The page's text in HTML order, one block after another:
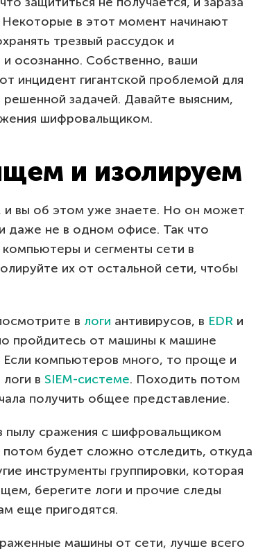
Некоторые в этот момент начинают
трезвый рассудок и
осознанно. Собственно, ваши
инцидент гигантской проблемой для
задачей. Давайте выясним,
шифровальщиком.
и изолируем
и вы об этом уже знаете. Но он может
даже не в одном офисе. Так что
и сегменты сети в
их от остальной сети, чтобы
в логи антивирусов, в EDR и
пройдитесь от машины к машине
Если компьютеров много, то проще и
в SIEM-системе. Походить потом
получить общее представление.
пылу сражения с шифровальщиком
потом будет сложно отследить, откуда
инструменты группировки, которая
берегите логи и прочие следы
еще пригодятся.
машины от сети, лучше всего